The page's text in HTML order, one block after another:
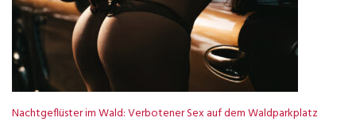
Nachtgeflüster im Wald: Verbotener Sex auf dem Waldparkplatz